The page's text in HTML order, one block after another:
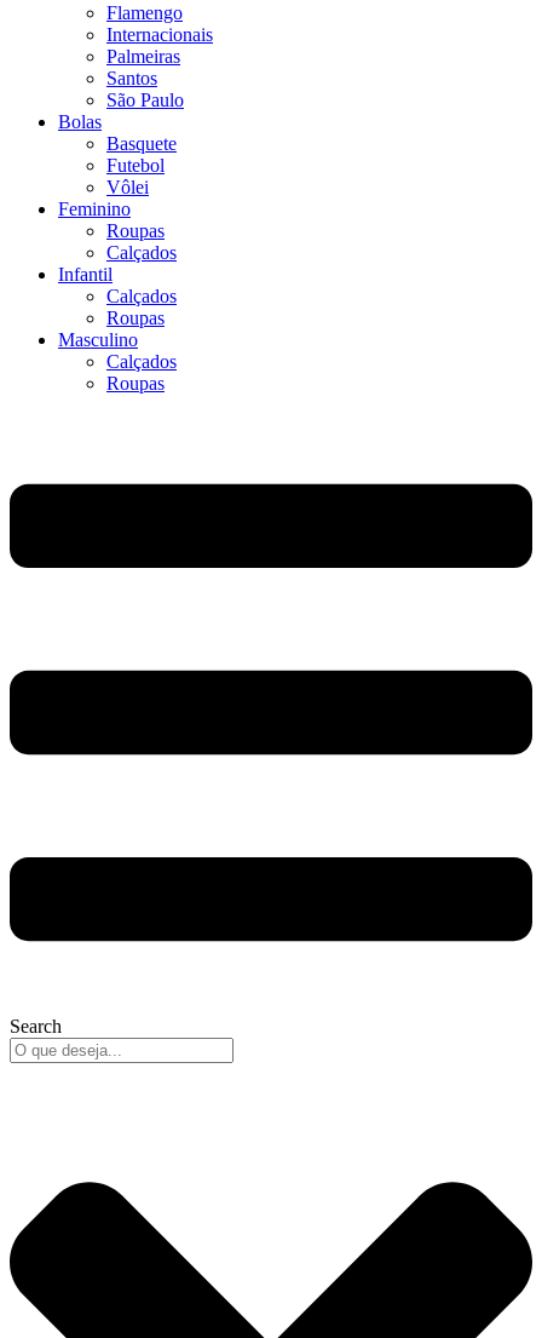
Flamengo
Internacionais
Palmeiras
Santos
São Paulo
Bolas
Basquete
Futebol
Vôlei
Feminino
Roupas
Calçados
Infantil
Calçados
Roupas
Masculino
Calçados
Roupas
Search